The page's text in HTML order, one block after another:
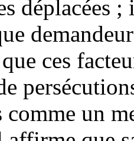
déplacées
ces
comme un